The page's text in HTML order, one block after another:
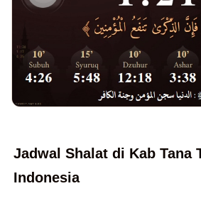
Jadwal Shalat di Kab Tana
Indonesia